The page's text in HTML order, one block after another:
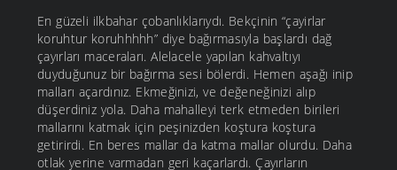
En güzeli ilkbahar çobanlıklarıydı. Bekçinin “çayirlar
koruhtur koruhhhhh” diye bağırmasıyla başlardı dağ
çayırları maceraları. Alelacele yapılan kahvaltıyı
duyduğunuz bir bağırma sesi bölerdi. Hemen aşağı inip
malları açardınız. Ekmeğinizi, ve değeneğinizi alıp
düşerdiniz yola. Daha mahalleyi terk etmeden birileri
mallarını katmak için peşinizden koştura koştura
getirirdi. En beres mallar da katma mallar olurdu. Daha
otlak yerine varmadan geri kaçarlardı. Çayırların